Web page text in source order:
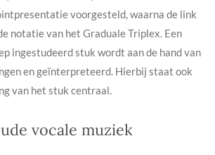
voorgesteld, waarna de link
notatie van het Graduale Triplex. Een
ingestudeerd stuk wordt aan de hand van
en geïnterpreteerd. Hierbij staat ook
van het stuk centraal.
vocale muziek